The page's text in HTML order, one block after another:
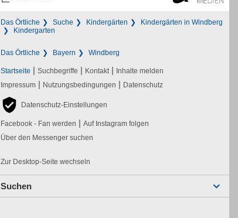
Das Örtliche Suche Kindergärten
Kindergärten in Windberg
Kindergarten
Das Örtliche Bayern Windberg
Startseite | Suchbegriffe | Kontakt | Inhalte melden
Impressum | Nutzungsbedingungen | Datenschutz
Datenschutz-Einstellungen
Facebook - Fan werden | Auf Instagram folgen
Über den Messenger suchen
Zur Desktop-Seite wechseln
Suchen